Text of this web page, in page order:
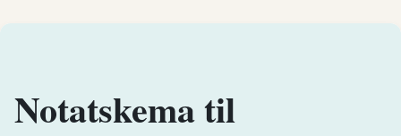
Notatskema til